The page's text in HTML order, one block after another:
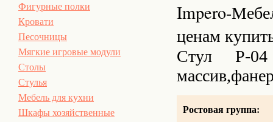
Фигурные полки
Кровати
Песочницы
Мягкие игровые модули
Столы
Стулья
Мебель для кухни
Шкафы хозяйственные
Impero-
ценам
Стул Р-04
Ростовая группа: